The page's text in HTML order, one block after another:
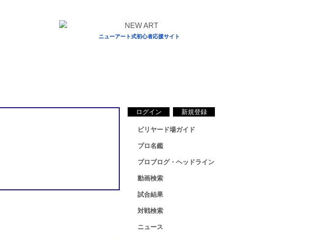
ニューアート式初心者応援サイト
ログイン 新規登録
ビリヤード場ガイド
プロ名鑑
プロブログ・ヘッドライン
動画検索
試合結果
対戦検索
ニュース